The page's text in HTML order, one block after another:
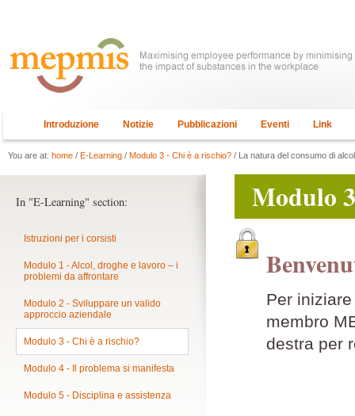
Introduzione Notizie Pubblicazioni Eventi Link
You are at: home / E-Learning / Modulo 3 - Chi è a rischio? / La natura del consumo di
Modulo
Per
membro
destra per
In "E-Learning" section:
Istruzioni per i corsisti
Modulo 1 - Alcol, droghe e lavoro – i
problemi da affrontare
Modulo 2 - Sviluppare un valido
approccio aziendale
Modulo 3 - Chi è a rischio?
Modulo 4 - Il problema si manifesta
Modulo 5 - Disciplina e assistenza